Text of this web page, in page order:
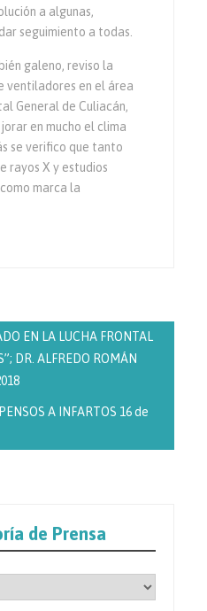
a algunas,
seguimiento a todas.
galeno, reviso la
ventiladores en el área
General de Culiacán,
en mucho el clima
se verifico que tanto
rayos X y estudios
marca la
EN LA LUCHA FRONTAL
DR. ALFREDO ROMÁN
A INFARTOS 16 de
de Prensa